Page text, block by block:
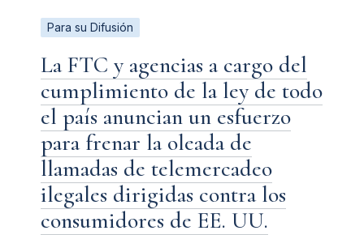
Para su Difusión
La FTC y agencias a cargo del
cumplimiento de la ley de todo
el país anuncian un esfuerzo
para frenar la oleada de
llamadas de telemercadeo
ilegales dirigidas contra los
consumidores de EE. UU.